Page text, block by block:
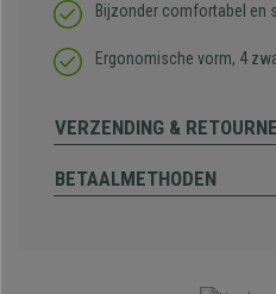
Bijzonder comfortabel en
Ergonomische vorm, 4
VERZENDING &
BETAALMETHODEN